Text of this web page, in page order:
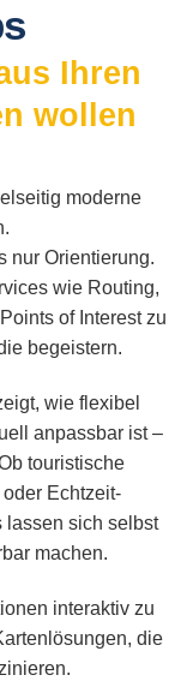
Ihren
wollen
moderne
nur Orientierung.
wie Routing,
of Interest zu
begeistern.
wie flexibel
anpassbar ist –
touristische
Echtzeit-
lassen sich selbst
machen.
interaktiv zu
die